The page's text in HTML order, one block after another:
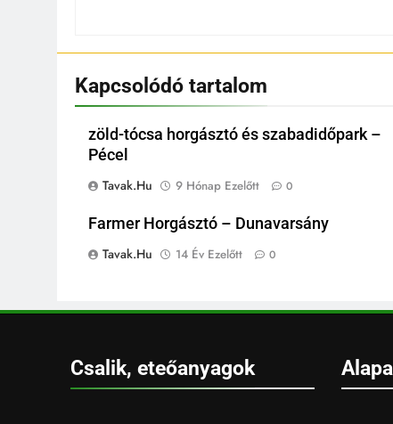
Kapcsolódó tartalom
zöld-tócsa horgásztó és szabadidőpark –
Pécel
Tavak.hu
9 Hónap Ezelőtt 0
Farmer Horgásztó – Dunavarsány
Tavak.hu
14 Év Ezelőtt 0
Csalik, eteőanyagok